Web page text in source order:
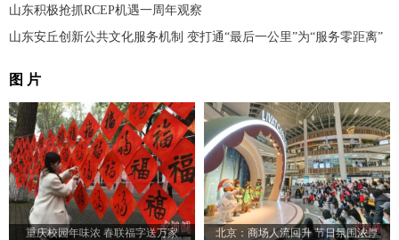
山东积极抢抓RCEP机遇一周年观察
山东安丘创新公共文化服务机制 变打通“最后一公里”为“服务零距离”
图 片
重庆校园年味浓 春联福字送万家 北京：商场人流回升 节日氛围浓厚